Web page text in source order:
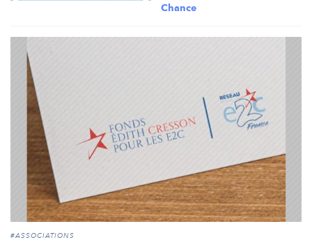
Chance
#ASSOCIATIONS